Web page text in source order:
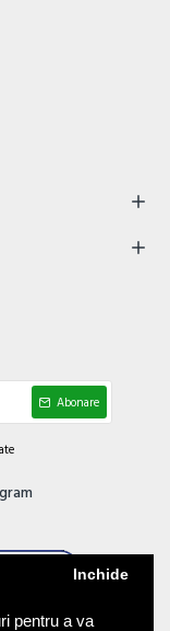
pentru a va
Inchide
Abonare